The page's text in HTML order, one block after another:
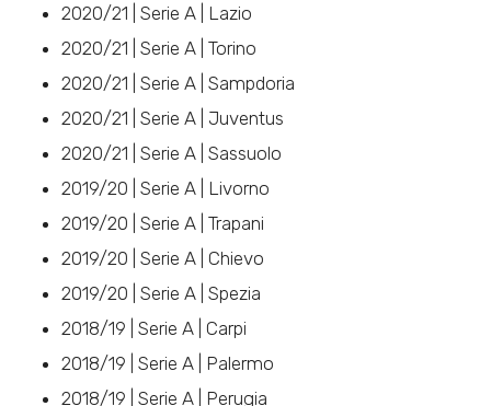
2020/21 | Serie A | Lazio
2020/21 | Serie A | Torino
2020/21 | Serie A | Sampdoria
2020/21 | Serie A | Juventus
2020/21 | Serie A | Sassuolo
2019/20 | Serie A | Livorno
2019/20 | Serie A | Trapani
2019/20 | Serie A | Chievo
2019/20 | Serie A | Spezia
2018/19 | Serie A | Carpi
2018/19 | Serie A | Palermo
2018/19 | Serie A | Perugia